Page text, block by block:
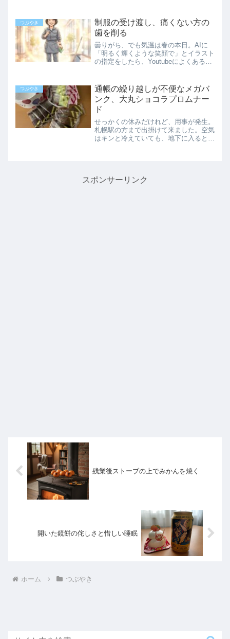
する報告もしばらくお休みです。いろい
ろと...
つぶやき
制服の受け渡し、痛くない方の
歯を削る
曇りがち、でも気温は春の本日。AIに
「明るく輝くような笑顔で」とイラスト
の指定をしたら、Youtubeによくある、
が…まだ修行が必要です。痛くない方の
歯を削る昼になって会...
つぶやき
通帳の繰り越しが不便なメガバ
ンク、大丸ショコラプロムナー
ド
せっかくの休みだけれど、用事が発生。
札幌駅の方まで出掛けて来ました。空気
はキンと冷えていても、地下に入ると人
スポンサーリンク
残業後ストーブの上でみかんを焼く
開いた鏡餅の侘しさと惜しい睡眠
ホーム つぶやき